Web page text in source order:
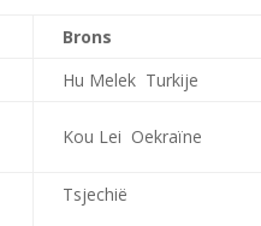
Brons
Hu Melek Turkije
Kou Lei Oekraïne
Tsjechië